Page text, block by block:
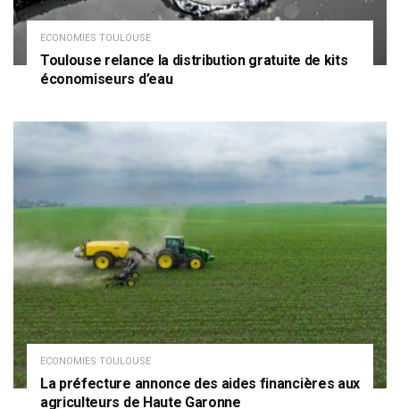
ECONOMIES TOULOUSE
Toulouse relance la distribution gratuite de kits
économiseurs d’eau
ECONOMIES TOULOUSE
La préfecture annonce des aides financières aux
agriculteurs de Haute Garonne